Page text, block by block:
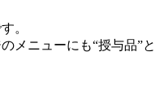
。
メニューにも“授与品”と